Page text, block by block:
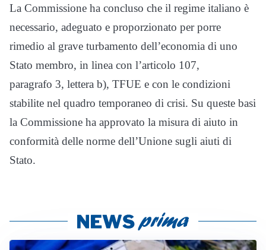
La Commissione ha concluso che il regime italiano è
necessario, adeguato e proporzionato per porre
rimedio al grave turbamento dell’economia di uno
Stato membro, in linea con l’articolo 107,
paragrafo 3, lettera b), TFUE e con le condizioni
stabilite nel quadro temporaneo di crisi. Su queste basi
la Commissione ha approvato la misura di aiuto in
conformità delle norme dell’Unione sugli aiuti di
Stato.